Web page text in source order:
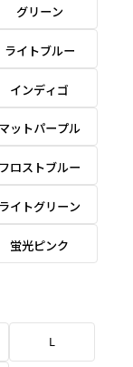
グリーン
ライトブルー
インディゴ
マットパープル
フロストブルー
ライトグリーン
蛍光ピンク
L
指定くだ
+1,598円
ご確認のお
ます。
画のファ
い。
+1,798
ご確認のお
ます。
けます。
、注文が増
外観の邪魔
す。
、注文が増
外観の邪魔
す。
た商品の邪
きください
ー用チチ
2下2）